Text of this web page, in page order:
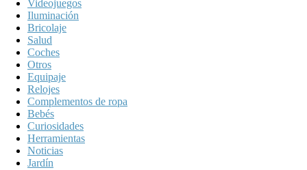
Videojuegos
Iluminación
Bricolaje
Salud
Coches
Otros
Equipaje
Relojes
Complementos de ropa
Bebés
Curiosidades
Herramientas
Noticias
Jardín